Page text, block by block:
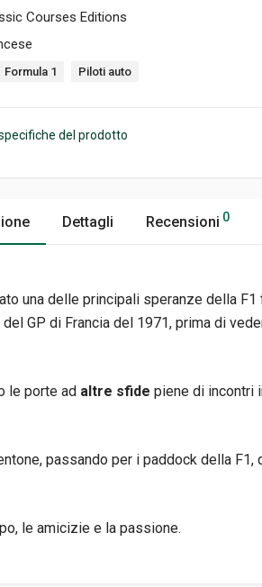
Courses Editions
Formula 1 Piloti auto
del prodotto
Dettagli Recensioni 0
una delle principali speranze della
GP di Francia del 1971, prima di
le porte ad altre sfide piene di incontri
passando per i paddock della F1,
le amicizie e la passione.